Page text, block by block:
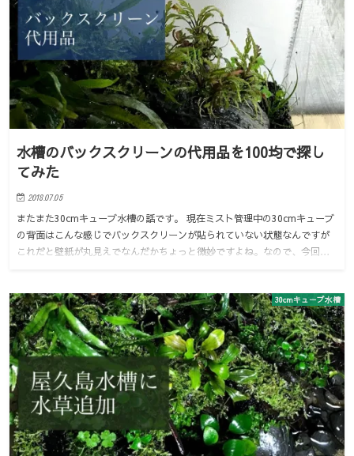
水槽のバックスクリーンの代用品を100均で探し
てみた
2018.07.05
またまた30cmキューブ水槽の話です。 現在ミスト管理中の30cmキューブ
の背面はこんな感じでバックスクリーンが貼られていない状態なんですが
これだと壁紙が丸見えでなんだかちょっと微妙ですよね。なので、今回…
30cmキューブ水槽